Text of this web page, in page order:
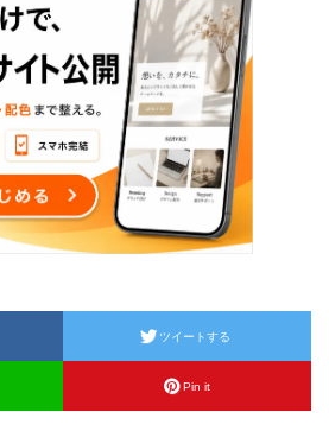
ツイートする
Pin it